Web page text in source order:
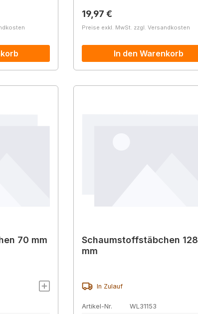
Regulärer Preis:
19,97 €
Preise exkl. MwSt. zzgl. Versandkosten
In den Warenkorb
70 mm
Schaumstoffstäbchen 128
mm
In Zulauf
Artikel-Nr. WL31153